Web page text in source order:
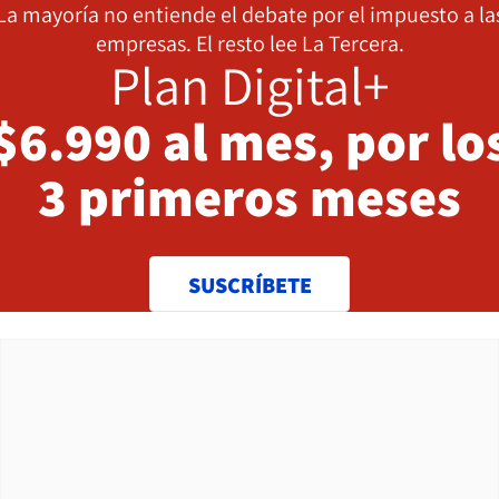
mayoría no entiende el debate por el impuesto a
empresas. El resto lee La Tercera.
Plan Digital+
al mes, por
3 primeros meses
SUSCRÍBETE